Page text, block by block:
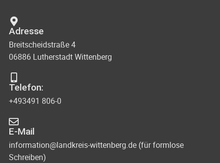
Adresse
Breitscheidstraße 4
06886 Lutherstadt Wittenberg
Telefon:
+493491 806-0
E-Mail
information@landkreis-wittenberg.de (für formlose
Schreiben)